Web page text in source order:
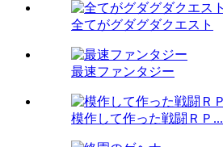
全てがグダグダクエスト
最速ファンタジー
模作して作った戦闘ＲＰ...